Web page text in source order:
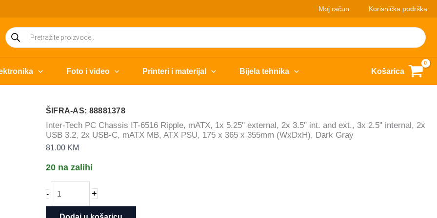
Moj račun Korisnička podrška
Products
search
Foto i video Printeri i materijal Bijela tehnika Košarica
ŠIFRA-AS: 88881378
Inter-Tech PC Chassis IT-6516 Ripple, mATX, 1x 5.25" external, 2x 3.5" int. and ext., 3x 2.5" internal, 2x
USB 3.2, 2x USB-C, mATX MB, ATX PSU, 175 x 365 x 355mm (WxDxH), Dark Gray
81.00 KM
20 na zalihi
-
Tech
+